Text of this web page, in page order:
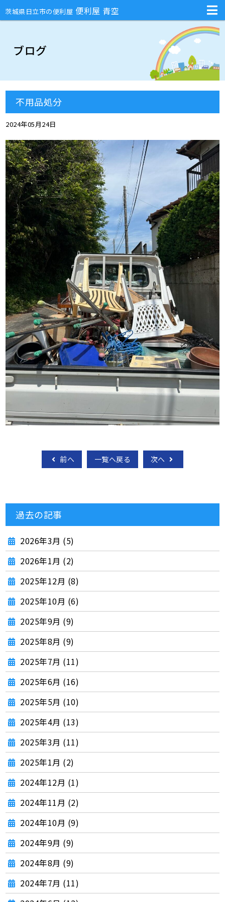
茨城県日立市の便利屋 便利屋 青空
不用品回収・部屋の片付け・庭のお手入れ・ハチの巣駆除・引越し
ブログ
不用品処分
2024年05月24日
前へ 一覧へ戻る 次へ
過去の記事
2026年3月 (5)
2026年1月 (2)
2025年12月 (8)
2025年10月 (6)
2025年9月 (9)
2025年8月 (9)
2025年7月 (11)
2025年6月 (16)
2025年5月 (10)
2025年4月 (13)
2025年3月 (11)
2025年1月 (2)
2024年12月 (1)
2024年11月 (2)
2024年10月 (9)
2024年9月 (9)
2024年8月 (9)
2024年7月 (11)